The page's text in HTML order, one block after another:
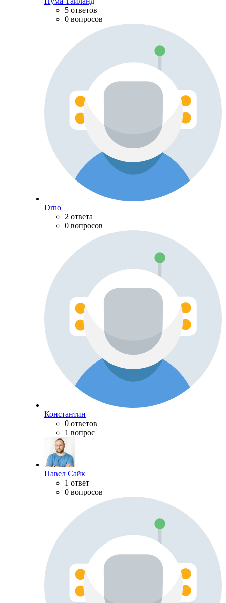
5 ответов
0 вопросов
Drno
2 ответа
0 вопросов
Константин
0 ответов
1 вопрос
Павел Сайк
1 ответ
0 вопросов